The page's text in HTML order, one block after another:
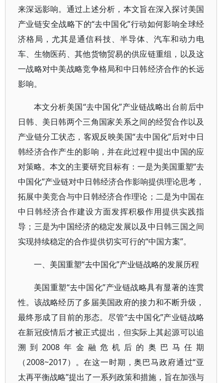
来深远影响。通过上述分析，本文旨在深入探讨美国
产业链安全战略下的“去中国化”行动如何影响全球经
济格局，尤其是通信科技、半导体、汽车和动力电
车、生物医药、其他货物贸易的供应链重组，以及这
一战略对中美战略竞争格局和中日韩经济合作的长远
影响。
本文分析美国“去中国化”产业链战略出台前后中
日韩、美日韩两个三角国家关系之间的经贸合作以及
产业链分工状态，客观反映美国“去中国化”后对中日
韩经济合作产生的影响，并在此过程中提出中国的应
对策略。本文的主要研究目标有：一是为美国重塑“去
中国化”产业链对中日韩经济合作影响提供理论思考，
拓展中美竞合与中日韩经济合作理论；二是为中国在
中日韩经济合作建设方面发挥积极作用提供实践指
导；三是为中国经济的稳定发展以及中日韩三国之间
实现持续稳定的合作提供切实可行的“中国方案”。
一、美国重塑“去中国化”产业链战略的发展历程
美国重塑“去中国化”产业链战略具有显著的连贯
性。该战略经历了多届美国政府的接力和不断升级，
最终形成了目前的形态。尽管“去中国化”产业链战略
在新冠疫情后才被正式提出，但实际上其起源可以追
溯到2008年金融危机后的奥巴马任期
（2008~2017）。在这一时期，奥巴马政府通过“亚
太再平衡战略”提出了一系列政策和措施，旨在加强与